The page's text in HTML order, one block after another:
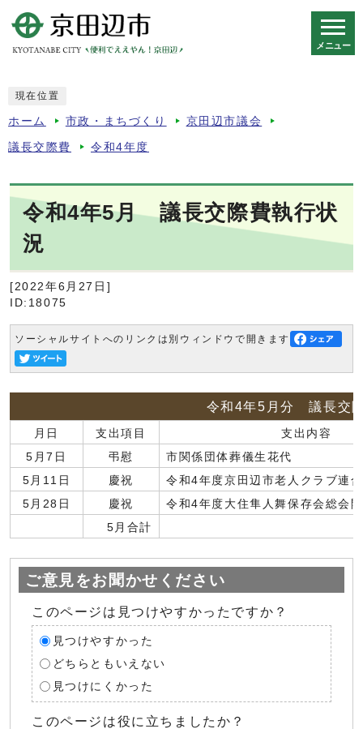
メニュー
現在位置
ホーム 市政・まちづくり 京田辺市議会
議長交際費 令和4年度
令和4年5月 議長交際費執行状
況
[2022年6月27日]
ID:18075
ソーシャルサイトへのリンクは別ウィンドウで開きます
令和4年5月分 議長交
月日 支出項目
支出内容
5月7日
弔慰
市関係団体葬儀生花代
5月11日
慶祝
令和4年度京田辺市老人クラブ連
5月28日
慶祝
令和4年度大住隼人舞保存会総会
5月合計
ご意見をお聞かせください
このページは見つけやすかったですか？
見つけやすかった
どちらともいえない
見つけにくかった
このページは役に立ちましたか？